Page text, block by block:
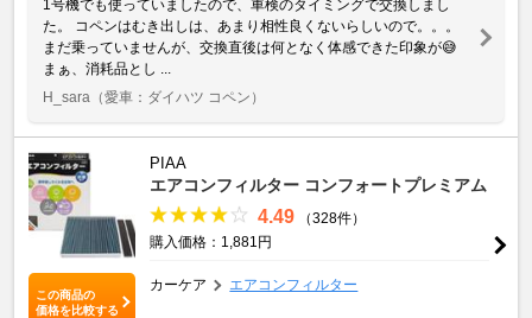
1号機でも使っていましたので、車検のタイミングで交換しまし
た。 コペンはむき出しは、あまり相性良くないらしいので。。。
まだ乗っていませんが、交換直後は何となく体感できた印象が😅
まぁ、消耗品とし ...
H_sara （愛車：ダイハツ コペン）
この商品の
価格を比較する
PIAA
エアコンフィルター コンフォートプレミアム
4.49
（328件）
購入価格：1,881円
カーケア エアコンフィルター